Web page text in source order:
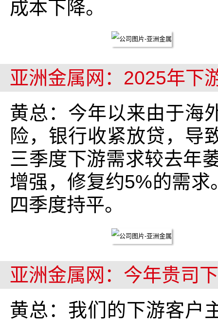
成本下降。
亚洲金属网：2025年下
黄总：今年以来由于海
险，银行收紧放贷，导
三季度下游需求较去年
增强，修复约5%的需
四季度持平。
亚洲金属网：今年贵司
黄总：我们的下游客户